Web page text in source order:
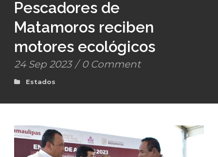
Pescadores de
Matamoros reciben
motores ecológicos
24 Sep 2023 / 0 Comment
Estados